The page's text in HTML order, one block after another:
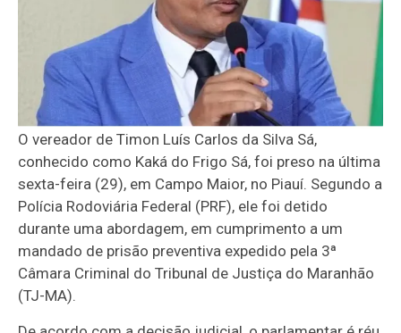
O vereador de Timon Luís Carlos da Silva Sá,
conhecido como Kaká do Frigo Sá, foi preso na última
sexta-feira (29), em Campo Maior, no Piauí. Segundo a
Polícia Rodoviária Federal (PRF), ele foi detido
durante uma abordagem, em cumprimento a um
mandado de prisão preventiva expedido pela 3ª
Câmara Criminal do Tribunal de Justiça do Maranhão
(TJ-MA).